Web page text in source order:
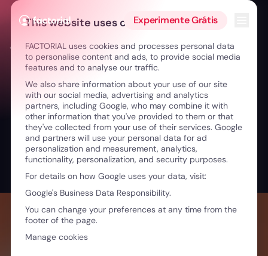
Ir para o conteúdo
Experimente Grátis
← Transformar problemas com a inovação
This website uses cookies
FACTORIAL uses cookies and processes personal data
to personalise content and ads, to provide social media
features and to analyse our traffic.
We also share information about your use of our site
with our social media, advertising and analytics
partners, including Google, who may combine it with
other information that you've provided to them or that
they've collected from your use of their services. Google
and partners will use your personal data for ad
personalization and measurement, analytics,
functionality, personalization, and security purposes.
For details on how Google uses your data, visit:
Google's Business Data Responsibility.
You can change your preferences at any time from the
footer of the page.
Manage cookies